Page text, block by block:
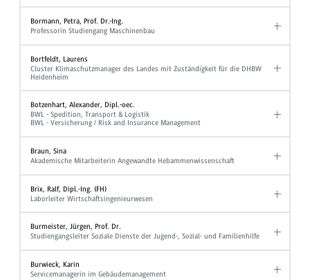
Bormann, Petra, Prof. Dr.-Ing.
Professorin Studiengang Maschinenbau
Bortfeldt, Laurens
Cluster Klimaschutzmanager des Landes mit Zuständigkeit für die DHBW
Heidenheim
Botzenhart, Alexander, Dipl.-oec.
BWL - Spedition, Transport & Logistik
BWL - Versicherung / Risk and Insurance Management
Braun, Sina
Akademische Mitarbeiterin Angewandte Hebammenwissenschaft
Brix, Ralf, Dipl.-Ing. (FH)
Laborleiter Wirtschaftsingenieurwesen
Burmeister, Jürgen, Prof. Dr.
Studiengangsleiter Soziale Dienste der Jugend-, Sozial- und Familienhilfe
Burwieck, Karin
Servicemanagerin im Gebäudemanagement